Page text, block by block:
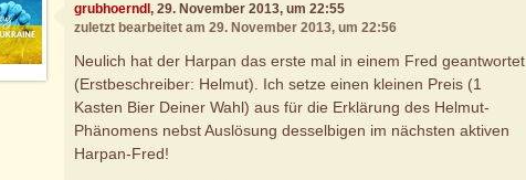
grubhoerndl, 29. November 2013, um 22:55
zuletzt bearbeitet am 29. November 2013, um 22:56
Neulich hat der Harpan das erste mal in einem Fred geantwortet
(Erstbeschreiber: Helmut). Ich setze einen kleinen Preis (1
Kasten Bier Deiner Wahl) aus für die Erklärung des Helmut-
Phänomens nebst Auslösung desselbigen im nächsten aktiven
Harpan-Fred!